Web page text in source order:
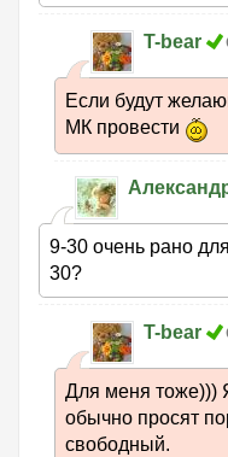
T-bear
Если будут
МК провести
9-30 очень рано
30?
T-bear
Для меня тоже)))
обычно просят
свободный.